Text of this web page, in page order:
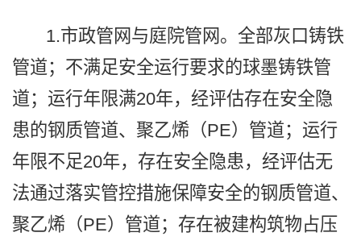
1.市政管网与庭院管网。全部灰口铸铁
管道；不满足安全运行要求的球墨铸铁管
道；运行年限满20年，经评估存在安全隐
患的钢质管道、聚乙烯（PE）管道；运行
年限不足20年，存在安全隐患，经评估无
法通过落实管控措施保障安全的钢质管道、
聚乙烯（PE）管道；存在被建构筑物占压